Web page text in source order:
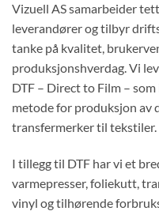
Vizuell AS samarbeider
leverandører og tilbyr
tanke på kvalitet,
produksjonshverdag. Vi
DTF – Direct to Film –
metode for produksjon av
transfermerker til tekstiler.
I tillegg til DTF har vi et
varmepresser, foliekutt,
vinyl og tilhørende